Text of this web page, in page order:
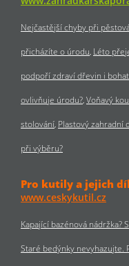
Nejčastější chyby při
přicházíte o úrodu Léto
podpoří zdraví dřevin i
ovlivňuje úrodu? Voňavý
stolování Plastový zahradní
při výběru?
Pro kutily a jejich
www.ceskykutil.cz
Kapající bazénová
Staré bedýnky